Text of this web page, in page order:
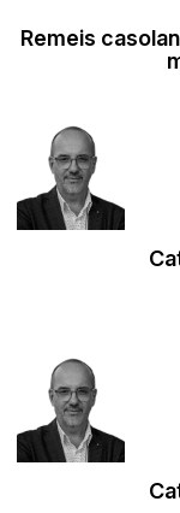
Remeis